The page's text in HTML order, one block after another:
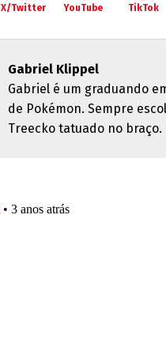
X/Twitter YouTube TikTok
Gabriel Klippel
Gabriel é um graduando
de Pokémon. Sempre
Treecko tatuado no braço.